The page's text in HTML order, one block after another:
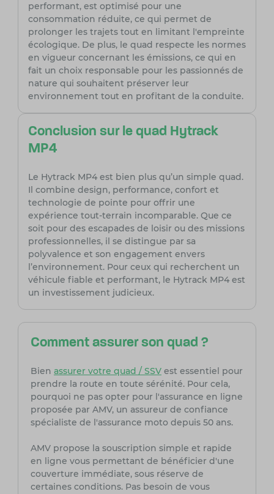
performant, est optimisé pour une
consommation réduite, ce qui permet de
prolonger les trajets tout en limitant l'empreinte
écologique. De plus, le quad respecte les normes
en vigueur concernant les émissions, ce qui en
fait un choix responsable pour les passionnés de
nature qui souhaitent préserver leur
environnement tout en profitant de la conduite.
Conclusion sur le quad Hytrack
MP4
Le Hytrack MP4 est bien plus qu’un simple quad.
Il combine design, performance, confort et
technologie de pointe pour offrir une
expérience tout-terrain incomparable. Que ce
soit pour des escapades de loisir ou des missions
professionnelles, il se distingue par sa
polyvalence et son engagement envers
l’environnement. Pour ceux qui recherchent un
véhicule fiable et performant, le Hytrack MP4 est
un investissement judicieux.
Comment assurer son quad ?
Bien assurer votre quad / SSVest essentiel pour
prendre la route en toute sérénité. Pour cela,
pourquoi ne pas opter pour l'assurance en ligne
proposée par AMV, un assureur de confiance
spécialiste de l'assurance moto depuis 50 ans.
AMV propose la souscription simple et rapide
en ligne vous permettant de bénéficier d'une
couverture immédiate, sous réserve de
certaines conditions. Pas besoin de vous